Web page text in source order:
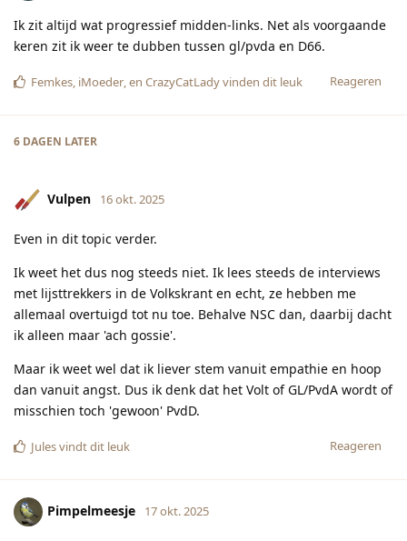
Ik zit altijd wat progressief midden-links. Net als voorgaande
keren zit ik weer te dubben tussen gl/pvda en D66.
Reageren
Femkes, iMoeder, en CrazyCatLadyvinden dit leuk
6 DAGEN LATER
Vulpen 16 okt. 2025
Even in dit topic verder.
Ik weet het dus nog steeds niet. Ik lees steeds de interviews
met lijsttrekkers in de Volkskrant en echt, ze hebben me
allemaal overtuigd tot nu toe. Behalve NSC dan, daarbij dacht
ik alleen maar 'ach gossie'.
Maar ik weet wel dat ik liever stem vanuit empathie en hoop
dan vanuit angst. Dus ik denk dat het Volt of GL/PvdA wordt of
misschien toch 'gewoon' PvdD.
Reageren
Julesvindt dit leuk
Pimpelmeesje 17 okt. 2025